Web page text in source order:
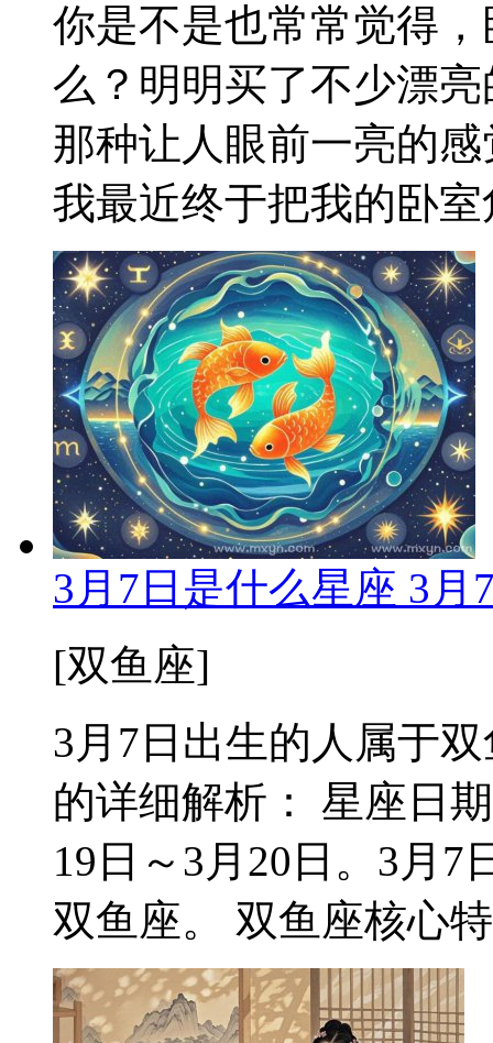
你是不是也常常觉得
么？明明买了不少漂
那种让人眼前一亮的
我最近终于把我的卧
3月7日是什么星座 3
[双鱼座]
3月7日出生的人属于
的详细解析： 星座日
19日～3月20日。3月7
双鱼座。 双鱼座核心